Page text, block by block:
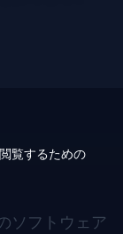
覧するための
ソフトウェア